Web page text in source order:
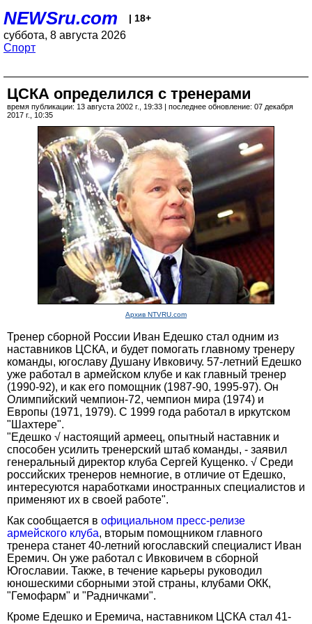
NEWSru.com | 18+
суббота, 8 августа 2026
Спорт
ЦСКА определился с тренерами
время публикации: 13 августа 2002 г., 19:33 | последнее обновление: 07 декабря
2017 г., 10:35
Архив NTVRU.com
Тренер сборной России Иван Едешко стал одним из
наставников ЦСКА, и будет помогать главному тренеру
команды, югославу Душану Ивковичу. 57-летний Едешко
уже работал в армейском клубе и как главный тренер
(1990-92), и как его помощник (1987-90, 1995-97). Он
Олимпийский чемпион-72, чемпион мира (1974) и
Европы (1971, 1979). С 1999 года работал в иркутском
"Шахтере".
"Едешко √ настоящий армеец, опытный наставник и
способен усилить тренерский штаб команды, - заявил
генеральный директор клуба Сергей Кущенко. √ Среди
российских тренеров немногие, в отличие от Едешко,
интересуются наработками иностранных специалистов и
применяют их в своей работе".
Как сообщается в официальном пресс-релизе
армейского клуба, вторым помощником главного
тренера станет 40-летний югославский специалист Иван
Еремич. Он уже работал с Ивковичем в сборной
Югославии. Также, в течение карьеры руководил
юношескими сборными этой страны, клубами ОКК,
"Гемофарм" и "Радничками".
Кроме Едешко и Еремича, наставником ЦСКА стал 41-